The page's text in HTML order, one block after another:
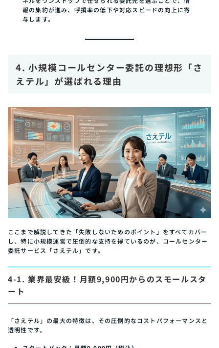
報の集約が進み、呼損率の低下や対応スピードの向上に寄
与します。
4. 小規模コールセンター委託の理想形「さ
えテル」が選ばれる理由
ここまで解説してきた「失敗しないためのポイント」をすべてカバー
し、特に小規模運営で圧倒的な支持を得ているのが、コールセンター
委託サービス「さえテル」です。
4-1. 業界最安級！月額9,900円からのスモールスタ
ート
「さえテル」の最大の特徴は、その圧倒的なコストパフォーマンスと
透明性です。